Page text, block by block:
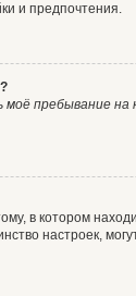
и предпочтения.
моё пребывание на
в котором
настроек,